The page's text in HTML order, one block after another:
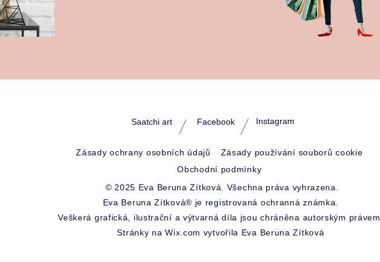
Saatchi art Facebook Instagram
Zásady ochrany osobních údajů
Zásady používání souborů cookie
Obchodní podmínky
© 2025 Eva Beruna Zítková. Všechna práva vyhrazena.
Eva Beruna Zítková® je registrovaná ochranná známka.
Veškerá grafická, ilustrační a výtvarná díla jsou chráněna autorským právem.
Stránky na Wix.com vytvořila Eva Beruna Zítková